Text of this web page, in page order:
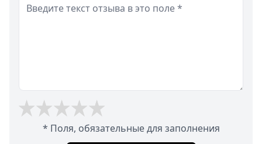
* Поля, обязательные для заполнения